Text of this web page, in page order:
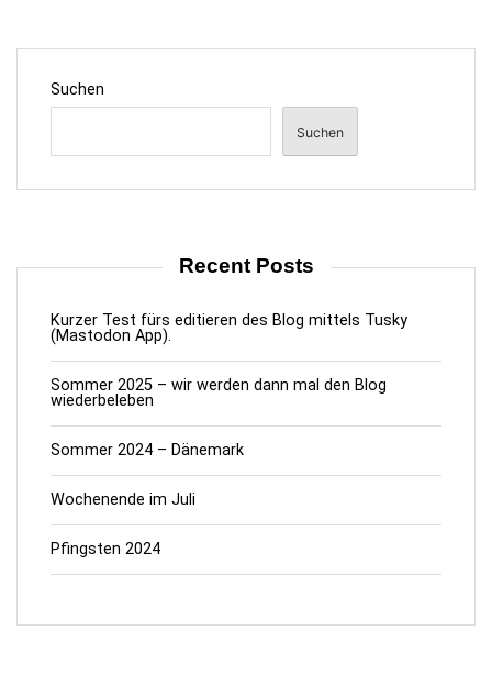
Suchen
Suchen
Recent Posts
Kurzer Test fürs editieren des Blog mittels Tusky
(Mastodon App).
Sommer 2025 – wir werden dann mal den Blog
wiederbeleben
Sommer 2024 – Dänemark
Wochenende im Juli
Pfingsten 2024